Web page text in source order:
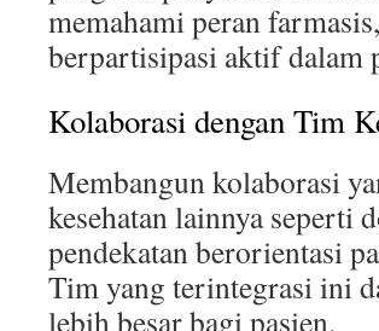
memahami peran
berpartisipasi aktif dalam
Kolaborasi dengan Tim
Membangun kolaborasi
kesehatan lainnya seperti
pendekatan berorientasi
Tim yang terintegrasi ini
lebih besar bagi pasien.